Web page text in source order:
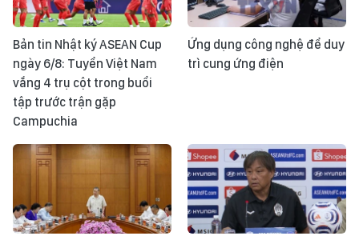
Bản tin Nhật ký ASEAN Cup
ngày 6/8: Tuyển Việt Nam
vắng 4 trụ cột trong buổi
tập trước trận gặp
Campuchia
Ứng dụng công nghệ để duy
trì cung ứng điện